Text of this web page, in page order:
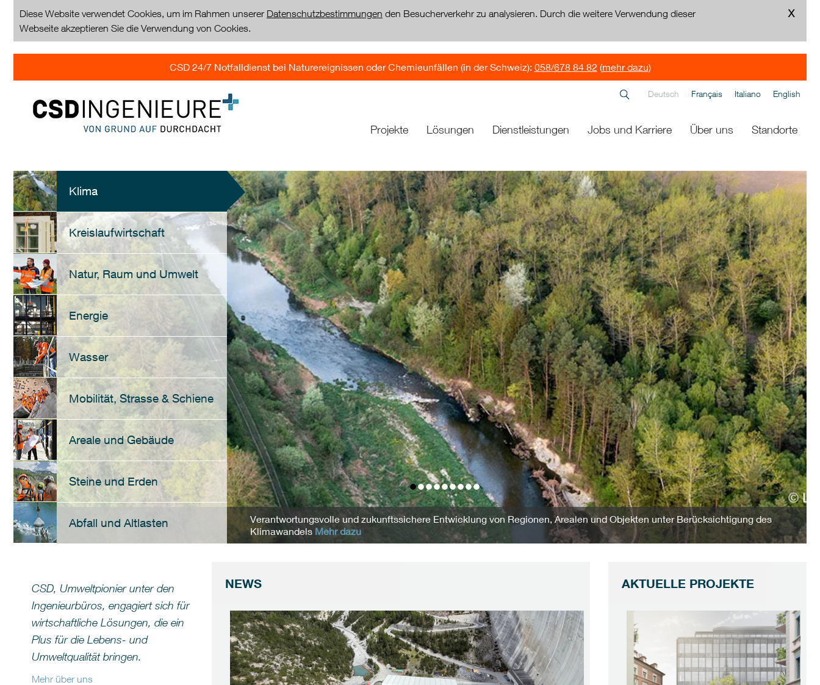
Diese Website verwendet Cookies, um im Rahmen unserer Datenschutzbestimmungen den Besucherverkehr zu analysieren. Durch die weitere Verwendung dieser
Webseite akzeptieren Sie die Verwendung von Cookies.
CSD 24/7 Notfalldienst bei Naturereignissen oder Chemieunfällen (in der Schweiz): 058/678 84 82 (mehr dazu)
Deutsch Français Italiano English
Projekte Lösungen Dienstleistungen Jobs und Karriere Über uns Standorte
Verantwortungsvolle und zukunftssichere Entwicklung von Regionen, Arealen und Objekten unter Berücksichtigung des
Klimawandels Mehr dazu
Klima
Kreislaufwirtschaft
Natur, Raum und Umwelt
Energie
Wasser
Mobilität, Strasse & Schiene
Areale und Gebäude
Steine und Erden
Abfall und Altlasten
0 1 2 3 4 5 6 7 8
CSD, Umweltpionier unter den
Ingenieurbüros, engagiert sich für
wirtschaftliche Lösungen, die ein
Plus für die Lebens- und
Umweltqualität bringen.
Mehr über uns
NEWS AKTUELLE PROJEKTE